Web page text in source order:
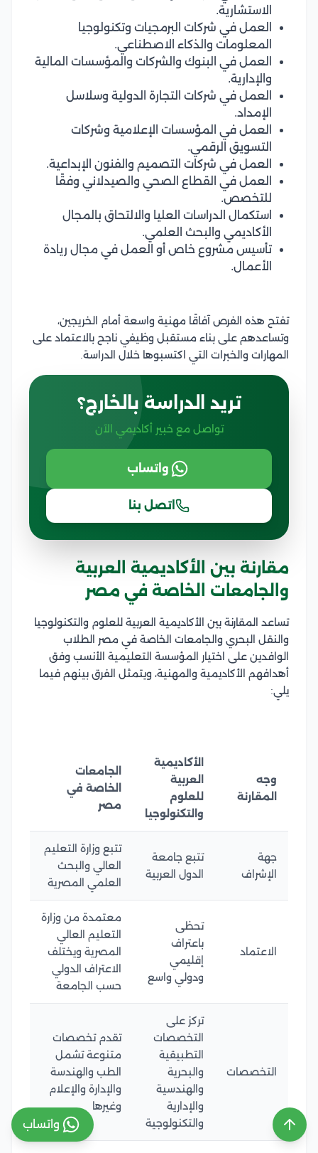
الاستشارية.
العمل في شركات البرمجيات وتكنولوجيا
المعلومات والذكاء الاصطناعي.
العمل في البنوك والشركات والمؤسسات المالية
والإدارية.
العمل في شركات التجارة الدولية وسلاسل
الإمداد.
العمل في المؤسسات الإعلامية وشركات
التسويق الرقمي.
العمل في شركات التصميم والفنون الإبداعية.
العمل في القطاع الصحي والصيدلاني وفقًا
للتخصص.
استكمال الدراسات العليا والالتحاق بالمجال
الأكاديمي والبحث العلمي.
تأسيس مشروع خاص أو العمل في مجال ريادة
الأعمال.
تفتح هذه الفرص آفاقًا مهنية واسعة أمام الخريجين،
وتساعدهم على بناء مستقبل وظيفي ناجح بالاعتماد على
المهارات والخبرات التي اكتسبوها خلال الدراسة.
تريد الدراسة بالخارج؟
تواصل مع خبير أكاديمي الآن
واتساب
اتصل بنا
مقارنة بين الأكاديمية العربية
والجامعات الخاصة في مصر
تساعد المقارنة بين الأكاديمية العربية للعلوم والتكنولوجيا
والنقل البحري والجامعات الخاصة في مصر الطلاب
الوافدين على اختيار المؤسسة التعليمية الأنسب وفق
أهدافهم الأكاديمية والمهنية، ويتمثل الفرق بينهم فيما
يلي:
وجه
المقارنة
الأكاديمية
العربية
للعلوم
والتكنولوجيا
الجامعات
الخاصة في
مصر
جهة
الإشراف
تتبع جامعة
الدول العربية
تتبع وزارة التعليم
العالي والبحث
العلمي المصرية
الاعتماد
تحظى
باعتراف
إقليمي
ودولي واسع
معتمدة من وزارة
التعليم العالي
المصرية ويختلف
الاعتراف الدولي
حسب الجامعة
التخصصات
تركز على
التخصصات
التطبيقية
والبحرية
والهندسية
والإدارية
والتكنولوجية
تقدم تخصصات
متنوعة تشمل
الطب والهندسة
والإدارة والإعلام
وغيرها
واتساب